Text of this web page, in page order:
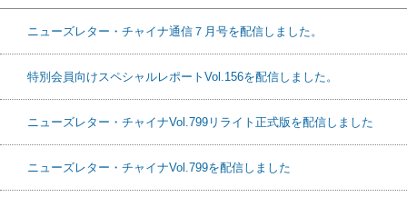
開
ま
)
ニューズレター・チャイナ通信７月号を配信しました。
特別会員向けスペシャルレポートVol.156を配信しました。
ニューズレター・チャイナVol.799リライト正式版を配信しました
ニューズレター・チャイナVol.799を配信しました